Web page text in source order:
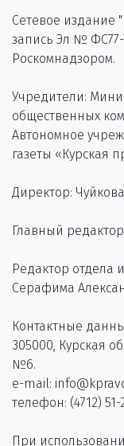
Сетевое издание
запись Эл № ФС77-
Роскомнадзором.
Учредители:
общественных
Автономное
газеты «Курская
Директор:
Главный
Редактор отдела
Серафима
Контактные
305000, Курская
№6.
e-mail:
телефон: (4712) 51-
При